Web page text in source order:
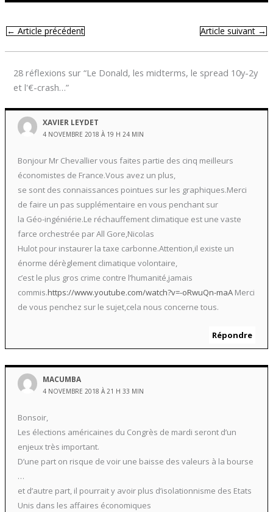
← Article précédent Article suivant →
28 réflexions sur “Le Donald, les midterms, le spread 10y-2y
et l'€-crash…”
XAVIER LEYDET
4 NOVEMBRE 2018 À 19 H 24 MIN
Bonjour Mr Chevallier vous faites partie des cinq meilleurs
économistes de France.Vous avez un plus,
se sont des connaissances pointues sur les graphiques.Merci
de faire un pas supplémentaire en vous penchant sur
la Géo-ingéniérie.Le réchauffement climatique est une vaste
farce orchestrée par All Gore,Nicolas
Hulot pour instaurer la taxe carbonne.Attention,il existe un
énorme dérèglement climatique volontaire,
c’est le plus gros crime contre l’humanité,jamais
commis.https://www.youtube.com/watch?v=-oRwuQn-maAMerci
de vous penchez sur le sujet,cela nous concerne tous.
Répondre
MACUMBA
4 NOVEMBRE 2018 À 21 H 33 MIN
Bonsoir,
Les élections américaines du Congrès de mardi seront d’un
enjeux très important.
D’une part on risque de voir une baisse des valeurs à la bourse
…
et d’autre part, il pourrait y avoir plus d’isolationnisme des Etats
Unis dans les affaires économiques